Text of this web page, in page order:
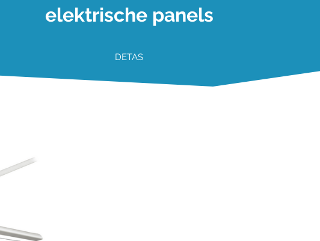
elektrische panels
DETAS